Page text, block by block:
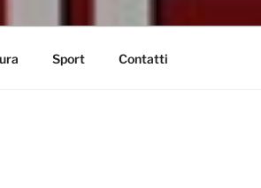
Sport Contatti